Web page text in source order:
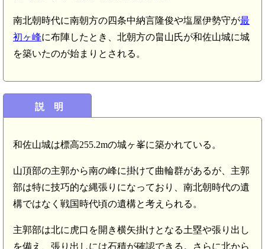
南北朝時代に南朝方の四条中納言隆俊や塩屋伊勢守が最
初ヶ峰に布陣したとき、北朝方の畠山氏が和佐山城に城
を築いたのが始まりとされる。
説 明
和佐山城は標高255.2mの城ヶ峯に築かれている。
山頂部の主郭から南の峰に掛けて曲輪群があるが、主郭
部は特に技巧的な縄張りになっており、南北朝時代の遺
構ではなく戦国時代頃の遺構と考えられる。
主郭部は北に虎口を開き横矢掛けとなる土塁や張り出し
を備え、張り出しには石積が確認できる。さらに北から